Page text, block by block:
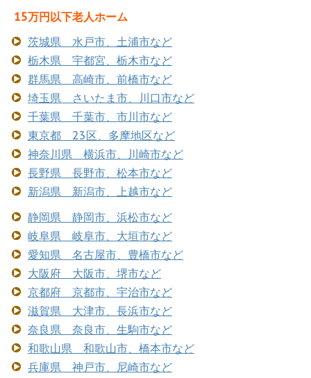
15万円以下老人ホーム
茨城県 水戸市、土浦市など
栃木県 宇都宮、栃木市など
群馬県 高崎市、前橋市など
埼玉県 さいたま市、川口市など
千葉県 千葉市、市川市など
東京都 23区、多摩地区など
神奈川県 横浜市、川崎市など
長野県 長野市、松本市など
新潟県 新潟市、上越市など
静岡県 静岡市、浜松市など
岐阜県 岐阜市、大垣市など
愛知県 名古屋市、豊橋市など
大阪府 大阪市、堺市など
京都府 京都市、宇治市など
滋賀県 大津市、長浜市など
奈良県 奈良市、生駒市など
和歌山県 和歌山市、橋本市など
兵庫県 神戸市、尼崎市など